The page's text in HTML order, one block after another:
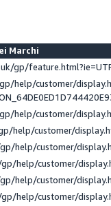
Marchi
gp/
help/customer/
help/customer/
help/customer/
help/customer/
help/customer/
help/customer/
help/customer/